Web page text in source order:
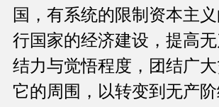
国，有系统的限制资本主
行国家的经济建设，提高
结力与觉悟程度，团结广
它的周围，以转变到无产